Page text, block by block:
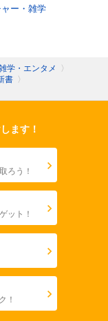
ー・雑学
学・エンタメ 〉
書 〉
ます！
ろう！
ット！
！